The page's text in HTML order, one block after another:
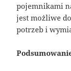
pojemnikami
jest możliwe
potrzeb i